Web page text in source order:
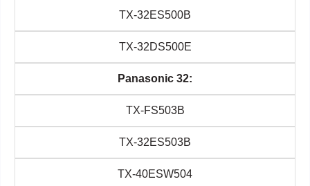
TX-32ES500B
TX-32DS500E
Panasonic 32:
TX-FS503B
TX-32ES503B
TX-40ESW504